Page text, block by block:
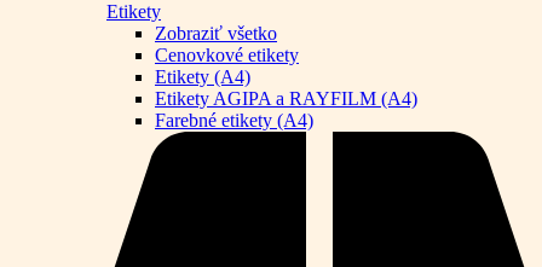
Etikety
Zobraziť všetko
Cenovkové etikety
Etikety (A4)
Etikety AGIPA a RAYFILM (A4)
Farebné etikety (A4)